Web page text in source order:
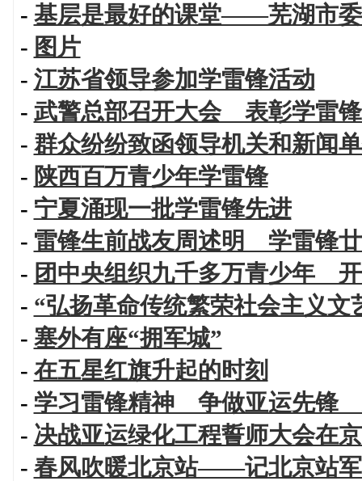
- 基层是最好的课堂——芜湖市
- 图片
- 江苏省领导参加学雷锋活动
- 武警总部召开大会 表彰学雷
- 群众纷纷致函领导机关和新闻
- 陕西百万青少年学雷锋
- 宁夏涌现一批学雷锋先进
- 雷锋生前战友周述明 学雷锋
- 团中央组织九千多万青少年
- “弘扬革命传统繁荣社会主义
- 塞外有座“拥军城”
- 在五星红旗升起的时刻
- 学习雷锋精神 争做亚运先锋
- 决战亚运绿化工程誓师大会在
- 春风吹暖北京站——记北京站